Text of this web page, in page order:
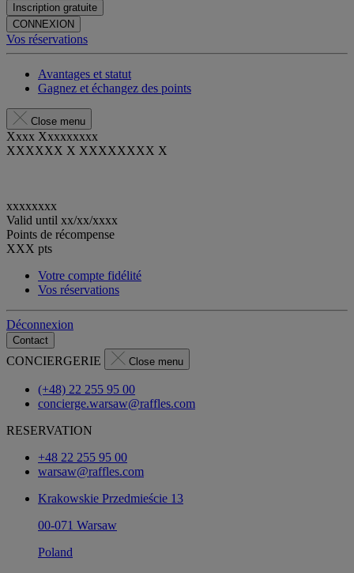
Inscription gratuite
CONNEXION
Vos réservations
Avantages et statut
Gagnez et échangez des points
Close menu
Xxxx Xxxxxxxxx
XXXXXX X XXXXXXXX X
xxxxxxxx
Valid until xx/xx/xxxx
Points de récompense
XXX pts
Votre compte fidélité
Vos réservations
Déconnexion
Contact
CONCIERGERIE Close menu
(+48) 22 255 95 00
concierge.warsaw@raffles.com
RESERVATION
+48 22 255 95 00
warsaw@raffles.com
Krakowskie Przedmieście 13
00-071 Warsaw
Poland